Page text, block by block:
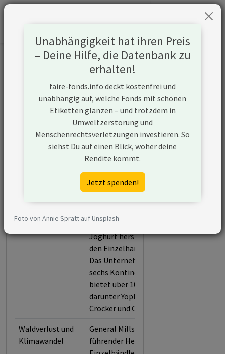
Informationen zum Unternehmen
General Mills Inc.
https://www.generalmills.de/
Konflikte
General Mills ist ein
amerikanisches
Unternehmen, das unter
anderem Backwaren,
Cerealien, Snacks, Suppen und
Joghurt herstellt und über
den Einzelhandel vertreibt.
Das Unternehmen ist auf
sechs Kontinenten tätig und
bietet über 100 Marken an,
darunter Yoplait, Betty
Crocker und Cheerios.
Waldverlust und
Klimawandel
General Mills wurde als
führender Hersteller und
Unabhängigkeit hat ihren Preis
– Deine Hilfe, die Datenbank zu
erhalten!
faire-fonds.info deckt kostenfrei und
unabhängig auf, welche Fonds mit schönen
Etiketten glänzen – und trotzdem in
Umweltzerstörung und
Menschenrechtsverletzungen investieren. So
siehst Du auf einen Blick, woher deine
Rendite kommt.
Jetzt spenden!
Foto von Annie Spratt auf Unsplash